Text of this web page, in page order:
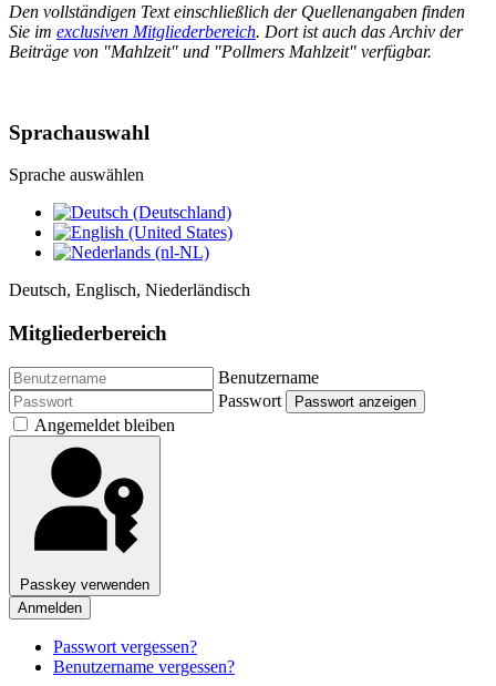
Den vollständigen Text einschließlich der Quellenangaben finden
Sie im exclusiven Mitgliederbereich. Dort ist auch das Archiv der
Beiträge von "Mahlzeit" und "Pollmers Mahlzeit" verfügbar.
Sprachauswahl
Sprache auswählen
Deutsch, Englisch, Niederländisch
Mitgliederbereich
Benutzername
Passwort
Passwort anzeigen
Angemeldet bleiben
Passkey verwenden
Anmelden
Passwort vergessen?
Benutzername vergessen?